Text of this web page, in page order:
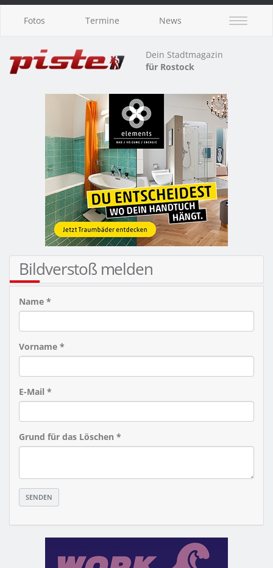
Fotos Termine News
Dein Stadtmagazin
für Rostock
Bildverstoß melden
Name *
Vorname *
E-Mail *
Grund für das Löschen *